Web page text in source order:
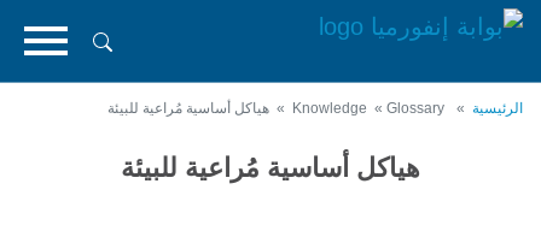
تجاوز
الرئيسي
الرئيسية Glossary هياكل أساسية مُراعية للبيئة
هياكل أساسية مُراعية للبيئة